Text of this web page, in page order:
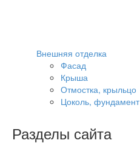
Внешняя отделка
Фасад
Крыша
Отмостка, крыльцо
Цоколь, фундамент
Разделы сайта